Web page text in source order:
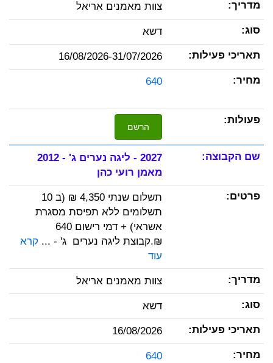
צוות מאמנים אריאל
דשא
16/08/2026-31/07/2026
640
הרשם
2027 - ליגה נערים ג' - 2012
מאמן רועי כהן
תשלום שנתי 4,350 ₪ (ב 10
תשלומים ללא תפיסת מסגרת
אשראי) + דמי רישום 640
₪.קבוצת ליגה נערים ג' - ... קרא
עוד
צוות מאמנים אריאל
דשא
16/08/2026
640